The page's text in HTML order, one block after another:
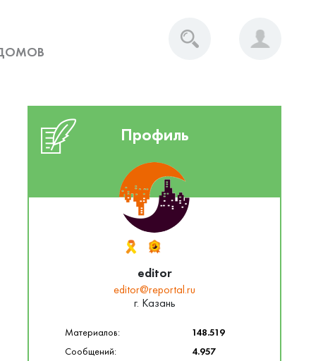
Профиль
editor
editor@reportal.ru
г. Казань
Материалов:
148.519
Сообщений:
4.957